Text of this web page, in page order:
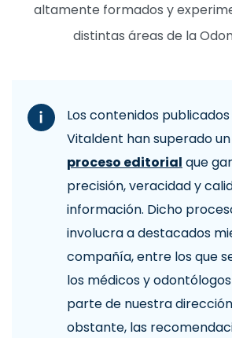
altamente formados y
distintas áreas de la
Los contenidos
Vitaldent han superado un
proceso editorial que
precisión, veracidad y
información. Dicho
involucra a destacados
compañía, entre los que
los médicos y
parte de nuestra
obstante, las